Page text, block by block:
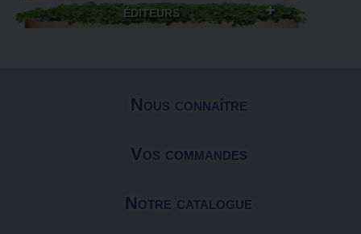
ÉDITEURS
Nous connaître
Vos commandes
Notre catalogue